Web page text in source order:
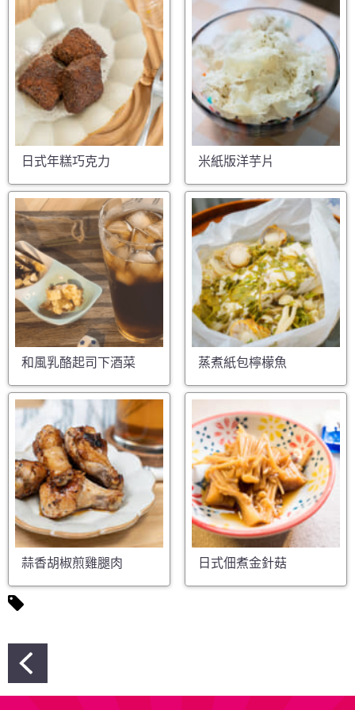
日式年糕巧克力 米紙版洋芋片
和風乳酪起司下酒菜 蒸煮紙包檸檬魚
蒜香胡椒煎雞腿肉 日式佃煮金針菇
文
章